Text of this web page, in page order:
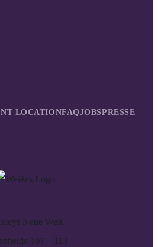
LOCATIONFAQJOBSPRESSE
Neue Welt
107 – 113